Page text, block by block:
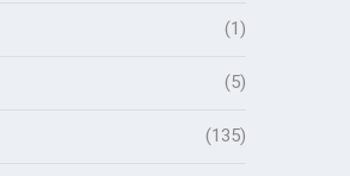
(1)
(5)
(135)